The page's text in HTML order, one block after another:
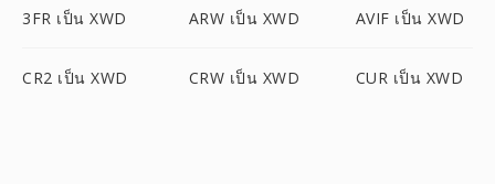
3FR เป็น XWD ARW เป็น XWD AVIF เป็น XWD
CR2 เป็น XWD CRW เป็น XWD CUR เป็น XWD